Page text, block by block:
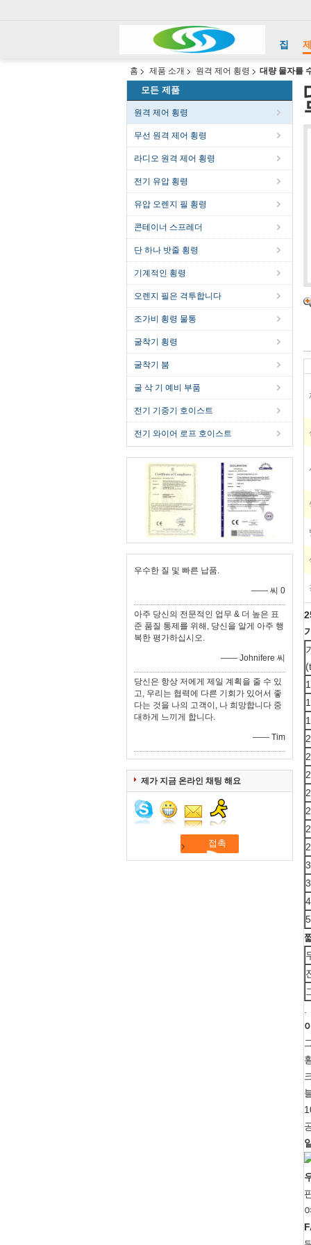
집
홈 제품 소개 원격 제어 횡령 대량 물자를
모든 제품
원격 제어 횡령
무선 원격 제어 횡령
라디오 원격 제어 횡령
전기 유압 횡령
유압 오렌지 필 횡령
콘테이너 스프레더
단 하나 밧줄 횡령
기계적인 횡령
오렌지 필은 격투합니다
조가비 횡령 물통
굴착기 횡령
굴착기 붐
굴 삭 기 예비 부품
전기 기중기 호이스트
전기 와이어 로프 호이스트
우수한 질 및 빠른 납품.
—— 씨 0
아주 당신의 전문적인 업무 & 더 높은 표
준 품질 통제를 위해, 당신을 알게 아주 행
복한 평가하십시오.
—— Johnifere 씨
당신은 항상 저에게 제일 계획을 줄 수 있
고, 우리는 협력에 다른 기회가 있어서 좋
다는 것을 나의 고객이, 나 희망합니다 중
대하게 느끼게 합니다.
—— Tim
제가 지금 온라인 채팅 해요